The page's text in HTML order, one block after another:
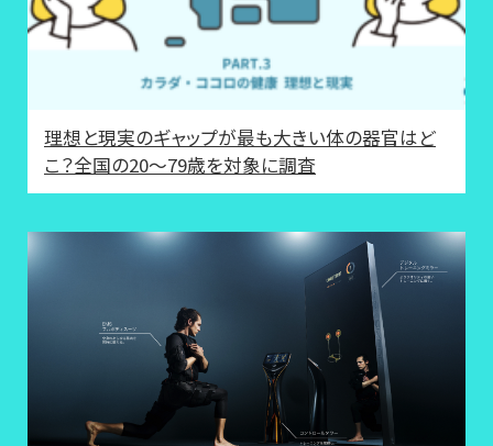
理想と現実のギャップが最も大きい体の器官はど
こ？全国の20～79歳を対象に調査